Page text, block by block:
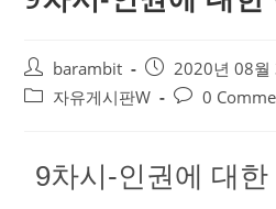
Post
author:
barambit
Post
published:
2020년 08월
Post자유게시판W
Post0
9차시-인권에 대한